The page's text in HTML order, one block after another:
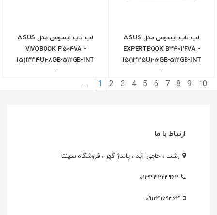
لپ تاپ ایسوس مدل ASUS
EXPERTBOOK B3402FVA -
I5(1335U)-16GB-512GB-INT
-
لپ تاپ ایسوس مدل ASUS
VIVOBOOK F1504VA -
I5(1334U)-8GB-512GB-INT
-
1 2 3 4 5 6 7 8 9 10
...
ارتباط با ما
رشت ، حاجی آباد ، پاساژ گهر ، فروشگاه سپنتا
01333224962
09124169364